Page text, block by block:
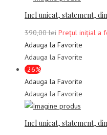
Inel unicat, statement,
390,00lei Prețul inițial a
Adauga la Favorite
Adauga la Favorite
-26%
Adauga la Favorite
Adauga la Favorite
Inel unicat, statement,